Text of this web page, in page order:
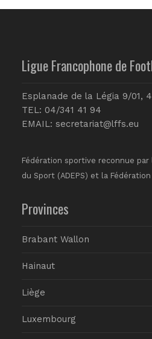
Ligue Francophone de
Esplanade de la Légia 9/01,
TEL: 04/341 41 94
EMAIL: secretariat@lffs.eu
Fédération sportive reconnue par
du Sport (ADEPS) et la
Provinces
Brabant Wallon
Hainaut
Liège
Luxembourg